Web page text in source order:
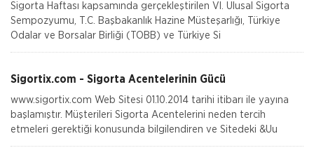
Sigorta Haftası kapsamında gerçekleştirilen VI. Ulusal Sigorta
Sempozyumu, T.C. Başbakanlık Hazine Müsteşarlığı, Türkiye
Odalar ve Borsalar Birliği (TOBB) ve Türkiye Si
Sigortix.com - Sigorta Acentelerinin Gücü
www.sigortix.com Web Sitesi 01.10.2014 tarihi itibarı ile yayına
başlamıştır. Müşterileri Sigorta Acentelerini neden tercih
etmeleri gerektiği konusunda bilgilendiren ve Sitedeki &Uu